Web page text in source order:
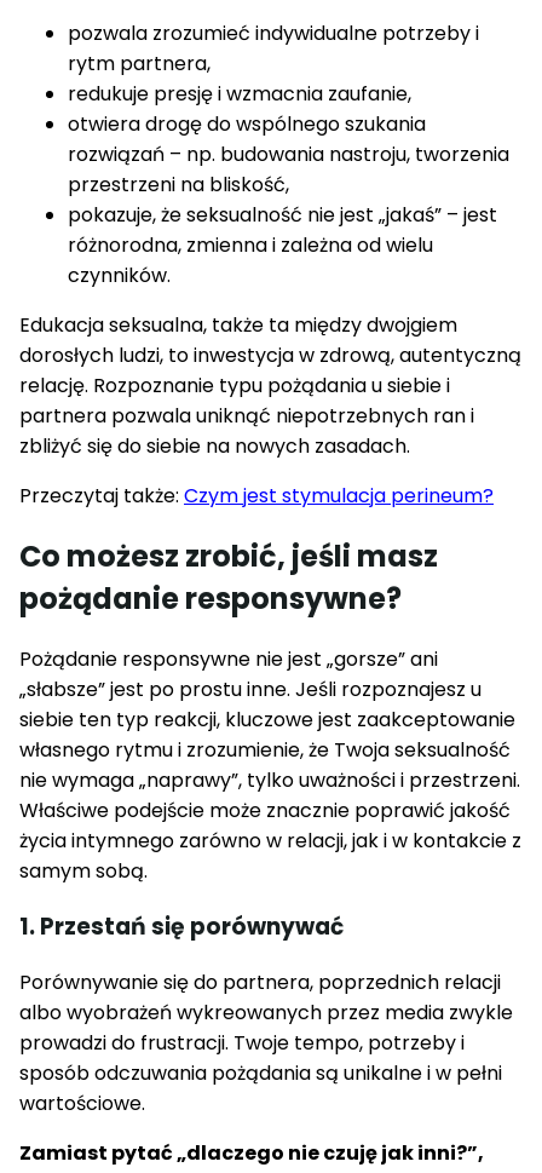
pozwala zrozumieć indywidualne potrzeby i
rytm partnera,
redukuje presję i wzmacnia zaufanie,
otwiera drogę do wspólnego szukania
rozwiązań – np. budowania nastroju, tworzenia
przestrzeni na bliskość,
pokazuje, że seksualność nie jest „jakaś” – jest
różnorodna, zmienna i zależna od wielu
czynników.
Edukacja seksualna, także ta między dwojgiem
dorosłych ludzi, to inwestycja w zdrową, autentyczną
relację. Rozpoznanie typu pożądania u siebie i
partnera pozwala uniknąć niepotrzebnych ran i
zbliżyć się do siebie na nowych zasadach.
Przeczytaj także: Czym jest stymulacja perineum?
Co możesz zrobić, jeśli masz
pożądanie responsywne?
Pożądanie responsywne nie jest „gorsze” ani
„słabsze” jest po prostu inne. Jeśli rozpoznajesz u
siebie ten typ reakcji, kluczowe jest zaakceptowanie
własnego rytmu i zrozumienie, że Twoja seksualność
nie wymaga „naprawy”, tylko uważności i przestrzeni.
Właściwe podejście może znacznie poprawić jakość
życia intymnego zarówno w relacji, jak i w kontakcie z
samym sobą.
1. Przestań się porównywać
Porównywanie się do partnera, poprzednich relacji
albo wyobrażeń wykreowanych przez media zwykle
prowadzi do frustracji. Twoje tempo, potrzeby i
sposób odczuwania pożądania są unikalne i w pełni
wartościowe.
Zamiast pytać „dlaczego nie czuję jak inni?”,